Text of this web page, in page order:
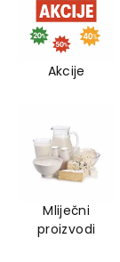
Akcije
Mliječni
proizvodi